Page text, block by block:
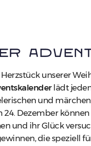
Herzstück unserer
lädt
und
24. Dezember
und ihr Glück
die speziell